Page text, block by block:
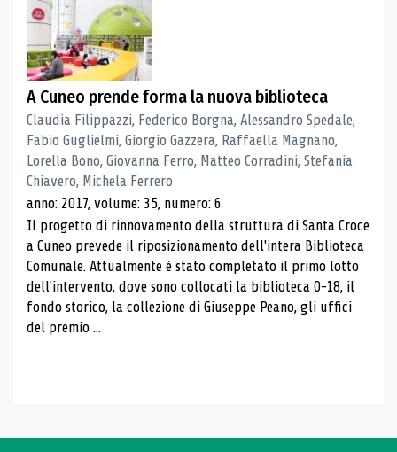
A Cuneo prende forma la nuova biblioteca
Claudia Filippazzi, Federico Borgna, Alessandro Spedale,
Fabio Guglielmi, Giorgio Gazzera, Raffaella Magnano,
Lorella Bono, Giovanna Ferro, Matteo Corradini, Stefania
Chiavero, Michela Ferrero
anno: 2017, volume: 35, numero: 6
Il progetto di rinnovamento della struttura di Santa Croce
a Cuneo prevede il riposizionamento dell'intera Biblioteca
Comunale. Attualmente è stato completato il primo lotto
dell'intervento, dove sono collocati la biblioteca 0-18, il
fondo storico, la collezione di Giuseppe Peano, gli uffici
del premio ...